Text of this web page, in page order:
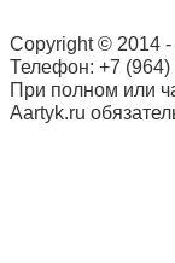
Copyright © 2014
Телефон: +7 (964)
При полном или
Aartyk.ru